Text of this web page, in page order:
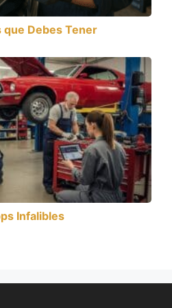
que Debes Tener
Infalibles